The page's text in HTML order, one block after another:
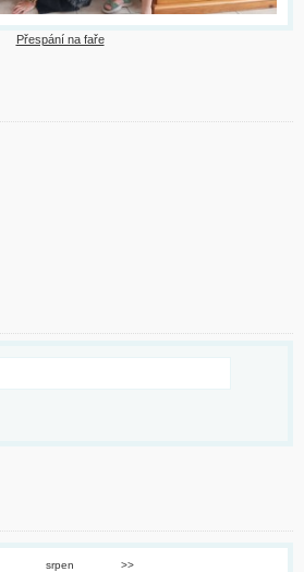
Přespání na faře
srpen
>>